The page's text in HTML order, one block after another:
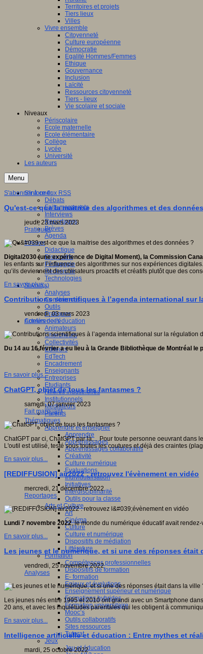
Territoires et projets
Tiers lieux
Villes
Vivre ensemble
Citoyenneté
Culture européenne
Démocratie
Egalité Hommes/Femmes
Ethique
Gouvernance
Inclusion
Laïcité
Ressources citoyenneté
Tiers - lieux
Vie scolaire et sociale
Niveaux
Périscolaire
Ecole maternelle
Ecole élémentaire
Collège
Lycée
Université
Les auteurs
Menu
S'informer
Débats
Faits marquants
Interviews
Reportages
Brèves
Agenda
Innover
Didactique
Dispositifs
Pédagogie
Recherche
Technologies
Savoir(s)
Analyses
Conférences
Outils
Pratiques
Acteurs de l'éducation
Animateurs
Chercheurs
Collectivités
Editeurs
EdTech
Encadrement
Enseignants
Entreprises
Etudiants
Filières industrielles
Institutionnels
Médiateurs
Parents
Thématiques
Apprendre et enseigner
Apprendre
Apprentissages
Apprentissages collaboratifs
Créativité
Culture numérique
Evaluations
Individualisation
Initiatives
Interdisciplinarité
Outils pour la classe
Arts et Culture
Art
Cinéma
Culture
Culture et numérique
Dispositifs de médiation
Littérature
Formation
Compétences professionnelles
Dispositifs de formation
E- formation
Enjeux et évolutions
Enseignement supérieur et numérique
Formations hybrides
Formation universitaire
Mooc’s
Outils collaboratifs
Sites ressources
Tutorat
Jeux
Jeu et éducation
S'abonner à ce flux RSS
Qu'est-ce que la maitrise des algorithmes et des
jeudi, 23 mars 2023
Pratiques
Digital2030 (une expérience de Digital Moment), la Commission
les enfants sur l’influence des algorithmes sur nos expériences
qu’ils deviennent des utilisateurs proactifs et créatifs plutôt que des
En savoir plus...
Contributions scientifiques à l’agenda international sur
vendredi, 03 mars 2023
Conférences
Du 14 au 16 février a eu lieu à la Grande Bibliothèque de Montréal
En savoir plus...
ChatGPT, objet de tous les fantasmes ?
samedi, 07 janvier 2023
Fait marquant
ChatGPT par ci, ChatGPT par là… Pour toute personne oeuvrant dans
L'outil est utilisé, testé sous toutes les coutures et déjà des craintes
En savoir plus...
[REDIFFUSION] air2022 : retrouvez l'évènement en vidéo
mercredi, 21 décembre 2022
Reportages
Lundi 7 novembre 2022, le monde du numérique éducatif avait
En savoir plus...
Les jeunes et le numérique, et si une des réponses était
vendredi, 25 novembre 2022
Analyses
Les jeunes nés entre 1995 et 2010 ont grandi avec un Smartphone
20 ans, et avec les inquiétudes parentales qui les obligent à
En savoir plus...
Intelligence artificielle et éducation : Entre mythes et
mardi, 25 octobre 2022